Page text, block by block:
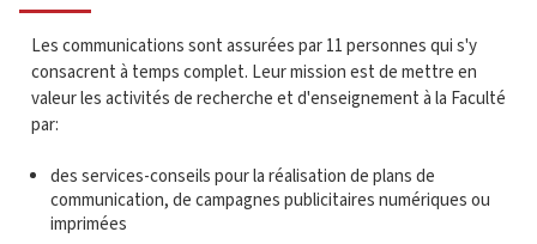
Les communications sont assurées par 11 personnes qui s'y
consacrent à temps complet. Leur mission est de mettre en
valeur les activités de recherche et d'enseignement à la Faculté
par:
des services-conseils pour la réalisation de plans de
communication, de campagnes publicitaires numériques ou
imprimées